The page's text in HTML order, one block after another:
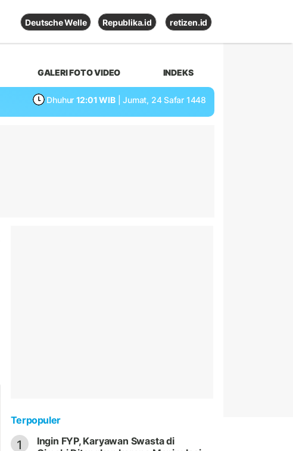
Deutsche Welle Republika.id retizen.id
GALERI FOTO VIDEO INDEKS
Dhuhur 12:01 WIB | Jumat, 24 Safar 1448
Terpopuler
1
Ingin FYP, Karyawan Swasta di